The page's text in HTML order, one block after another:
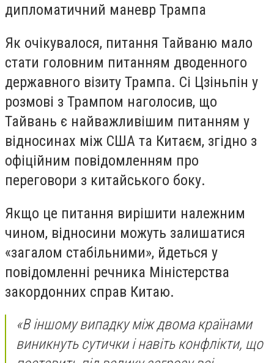
дипломатичний маневр Трампа
Як очікувалося, питання Тайваню мало
стати головним питанням дводенного
державного візиту Трампа. Сі Цзіньпін у
розмові з Трампом наголосив, що
Тайвань є найважливішим питанням у
відносинах між США та Китаєм, згідно з
офіційним повідомленням про
переговори з китайського боку.
Якщо це питання вирішити належним
чином, відносини можуть залишатися
«загалом стабільними», йдеться у
повідомленні речника Міністерства
закордонних справ Китаю.
«В іншому випадку між двома країнами
виникнуть сутички і навіть конфлікти, що